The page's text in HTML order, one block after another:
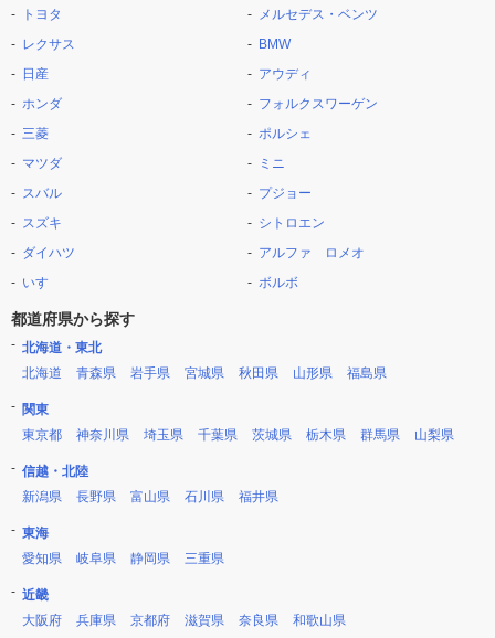
トヨタ
レクサス
日産
ホンダ
三菱
マツダ
スバル
スズキ
ダイハツ
いすゞ
メルセデス・ベンツ
BMW
アウディ
フォルクスワーゲン
ポルシェ
ミニ
プジョー
シトロエン
アルファ ロメオ
ボルボ
都道府県から探す
北海道・東北
北海道
青森県 岩手県 宮城県 秋田県 山形県 福島県
関東
東京都
神奈川県 埼玉県 千葉県 茨城県 栃木県 群馬県 山梨県
信越・北陸
新潟県
長野県 富山県 石川県 福井県
東海
愛知県
岐阜県 静岡県 三重県
近畿
大阪府
兵庫県 京都府 滋賀県 奈良県 和歌山県